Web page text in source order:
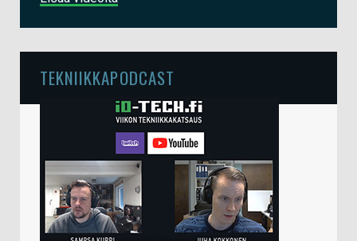
TEKNIIKKAPODCAST